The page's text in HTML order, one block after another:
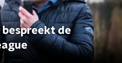
de